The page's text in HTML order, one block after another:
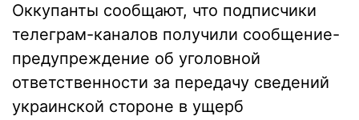
Оккупанты сообщают, что подписчики
телеграм-каналов получили сообщение-
предупреждение об уголовной
ответственности за передачу сведений
украинской стороне в ущерб